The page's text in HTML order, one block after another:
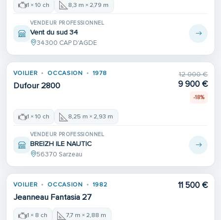
1 × 10 ch 8,3 m × 2,79 m
VENDEUR PROFESSIONNEL
Vent du sud 34
34300 CAP D'AGDE
VOILIER OCCASION 1978
Dufour 2800
12 000 €
9 900 €
-18%
1 × 10 ch 8,25 m × 2,93 m
VENDEUR PROFESSIONNEL
BREIZH ILE NAUTIC
56370 Sarzeau
VOILIER OCCASION 1982
Jeanneau Fantasia 27
11 500 €
1 × 8 ch 7,7 m × 2,88 m